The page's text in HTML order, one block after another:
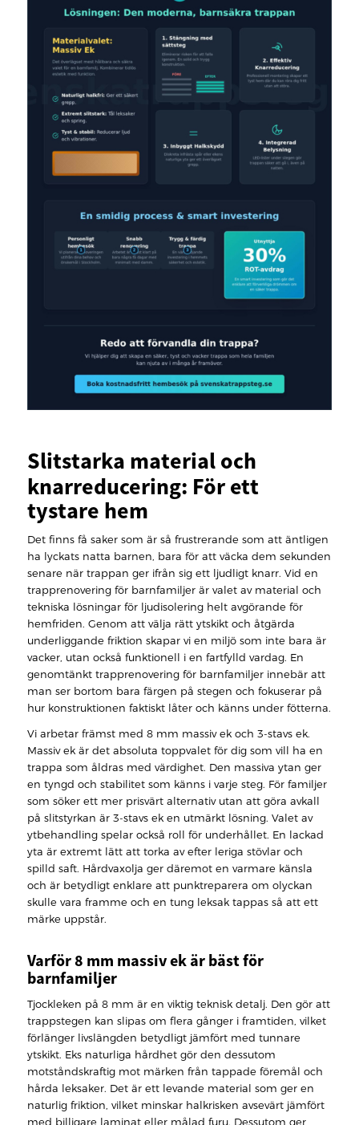
Slitstarka material och
knarreducering: För ett
tystare hem
Det finns få saker som är så frustrerande som att äntligen
ha lyckats natta barnen, bara för att väcka dem sekunden
senare när trappan ger ifrån sig ett ljudligt knarr. Vid en
trapprenovering för barnfamiljer är valet av material och
tekniska lösningar för ljudisolering helt avgörande för
hemfriden. Genom att välja rätt ytskikt och åtgärda
underliggande friktion skapar vi en miljö som inte bara är
vacker, utan också funktionell i en fartfylld vardag. En
genomtänkt trapprenovering för barnfamiljer innebär att
man ser bortom bara färgen på stegen och fokuserar på
hur konstruktionen faktiskt låter och känns under fötterna.
Vi arbetar främst med 8 mm massiv ek och 3-stavs ek.
Massiv ek är det absoluta toppvalet för dig som vill ha en
trappa som åldras med värdighet. Den massiva ytan ger
en tyngd och stabilitet som känns i varje steg. För familjer
som söker ett mer prisvärt alternativ utan att göra avkall
på slitstyrkan är 3-stavs ek en utmärkt lösning. Valet av
ytbehandling spelar också roll för underhållet. En lackad
yta är extremt lätt att torka av efter leriga stövlar och
spilld saft. Hårdvaxolja ger däremot en varmare känsla
och är betydligt enklare att punktreparera om olyckan
skulle vara framme och en tung leksak tappas så att ett
märke uppstår.
Varför 8 mm massiv ek är bäst för
barnfamiljer
Tjockleken på 8 mm är en viktig teknisk detalj. Den gör att
trappstegen kan slipas om flera gånger i framtiden, vilket
förlänger livslängden betydligt jämfört med tunnare
ytskikt. Eks naturliga hårdhet gör den dessutom
motståndskraftig mot märken från tappade föremål och
hårda leksaker. Det är ett levande material som ger en
naturlig friktion, vilket minskar halkrisken avsevärt jämfört
med billigare laminat eller målad furu. Dessutom ger